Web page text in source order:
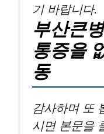
기 바랍니다.
부산큰
통증을
동
감사하며 또
시면 본문을